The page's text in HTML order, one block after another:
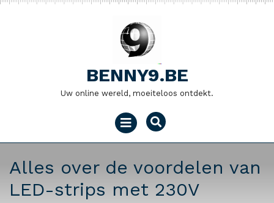
Naar
BENNY9.BE
Uw online wereld, moeiteloos ontdekt.
Menu
openen
Alles over de voordelen van
LED-strips met 230V